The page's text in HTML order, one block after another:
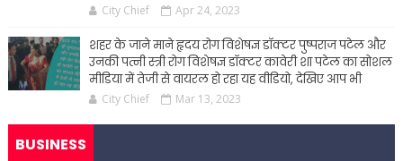
City Chief Apr 24, 2023
शहर के जाने माने हृदय रोग विशेषज्ञ डॉक्टर पुष्पराज पटेल और
उनकी पत्नी स्त्री रोग विशेषज्ञ डॉक्टर कावेरी शा पटेल का सोशल
मीडिया में तेजी से वायरल हो रहा यह वीडियो, देखिए आप भी
City Chief Mar 13, 2023
BUSINESS